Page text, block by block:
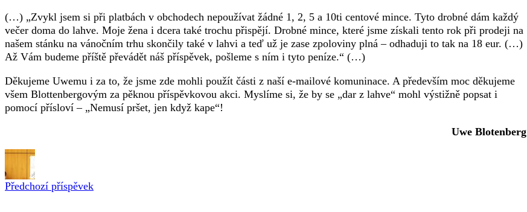
(…) „Zvykl jsem si při platbách v obchodech nepoužívat žádné 1, 2, 5 a 10ti centové mince. Tyto drobné dám každý
večer doma do lahve. Moje žena i dcera také trochu přispějí. Drobné mince, které jsme získali tento rok při prodeji na
našem stánku na vánočním trhu skončily také v lahvi a teď už je zase zpoloviny plná – odhaduji to tak na 18 eur. (…)
Až Vám budeme příště převádět náš příspěvek, pošleme s ním i tyto peníze.“ (…)
Děkujeme Uwemu i za to, že jsme zde mohli použít části z naší e-mailové komuninace. A především moc děkujeme
všem Blottenbergovým za pěknou příspěvkovou akci. Myslíme si, že by se „dar z lahve“ mohl výstižně popsat i
pomocí přísloví – „Nemusí pršet, jen když kape“!
Uwe Blotenberg
Předchozí příspěvek